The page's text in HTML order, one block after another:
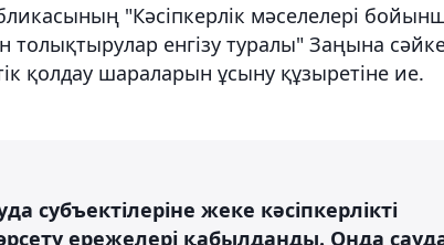
"Кәсіпкерлік мәселелері
толықтырулар енгізу туралы" Заңына
қолдау шараларын ұсыну құзыретіне ие.
субъектілеріне жеке кәсіпкерлікті
ережелері қабылданды. Онда